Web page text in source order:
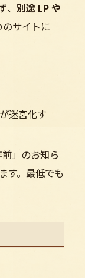
別途 LP や
サイトに
迷宮化す
」のお知ら
す。最低でも